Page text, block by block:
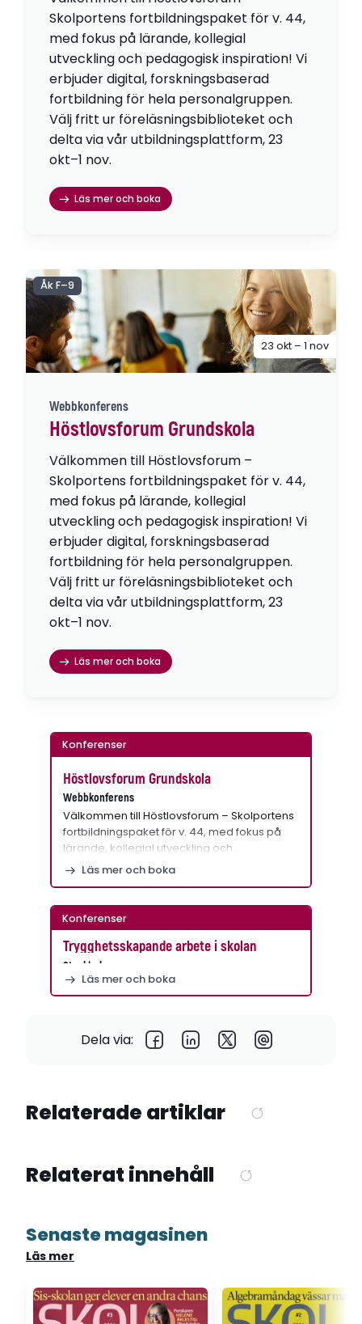
Skolportens fortbildningspaket för v. 44,
med fokus på lärande, kollegial
utveckling och pedagogisk inspiration! Vi
erbjuder digital, forskningsbaserad
fortbildning för hela personalgruppen.
Välj fritt ur föreläsningsbiblioteket och
delta via vår utbildningsplattform, 23
okt–1 nov.
Läs mer och boka
Webbkonferens
Höstlovsforum Grundskola
Välkommen till Höstlovsforum –
Skolportens fortbildningspaket för v. 44,
med fokus på lärande, kollegial
utveckling och pedagogisk inspiration! Vi
erbjuder digital, forskningsbaserad
fortbildning för hela personalgruppen.
Välj fritt ur föreläsningsbiblioteket och
delta via vår utbildningsplattform, 23
okt–1 nov.
Läs mer och boka
Åk F–9
23 okt – 1 nov
Konferenser
Höstlovsforum Grundskola
Webbkonferens
Välkommen till Höstlovsforum – Skolportens
fortbildningspaket för v. 44, med fokus på
lärande, kollegial utveckling och…
Läs mer och boka
Konferenser
Trygghetsskapande arbete i skolan
Stockholm
Läs mer och boka
Dela via:
Relaterade artiklar
Relaterat innehåll
Senaste magasinen
Läs mer